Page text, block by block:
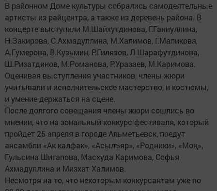
В районном Доме культуры собрались самодеятельные
артисты из райцентра, а также из деревень района. В
концерте выступили М.Шайхутдинова, Г.Ганиуллина,
Н.Закирова, С.Ахмадуллина, М.Халимов, Г.Маликова,
А.Гумерова, В.Кузьмин, Р.Гилязов, Л.Шарафутдинова,
Ш.Ризатдинов, М.Романова, Р.Уразаев, М.Каримова.
Оценивая выступления участников, члены жюри
учитывали и исполнительское мастерство, и костюмы,
и умение держаться на сцене.
После долгого совещания члены жюри сошлись во
мнении, что на зональный конкурс фестиваля, который
пройдет 25 апреля в городе Альметьевск, поедут
ансамбли «Ак калфак», «Асылъяр», «Родники», «Моң»,
Гульсина Шигапова, Масхуда Каримова, Софья
Ахмадуллина и Мизхат Халимов.
Несмотря на то, что некоторым конкурсантам уже по